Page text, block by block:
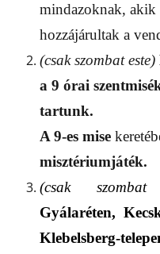
mindazoknak, akik
hozzájárultak a
(csak szombat este)
a 9 órai szentmis
tartunk.
A 9-es mise
misztériumjáték.
(csak szombat
Gyálaréten,
Klebelsberg-